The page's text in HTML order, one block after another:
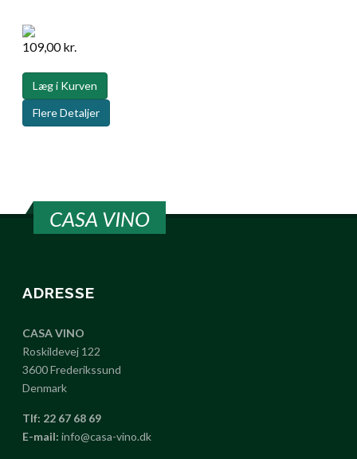
109,00 kr.
Læg i Kurven
Flere Detaljer
CASA VINO
ADRESSE
CASA VINO
Roskildevej 122
3600 Frederikssund
Denmark
Tlf: 22 67 68 69
E-mail:info@casa-vino.dk